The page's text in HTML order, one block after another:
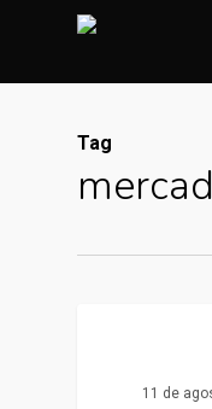
main
Tag
11 de